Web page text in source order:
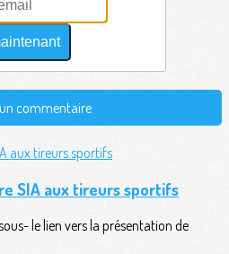
commentaire
SIA aux tireurs sportifs
le lien vers la présentation de